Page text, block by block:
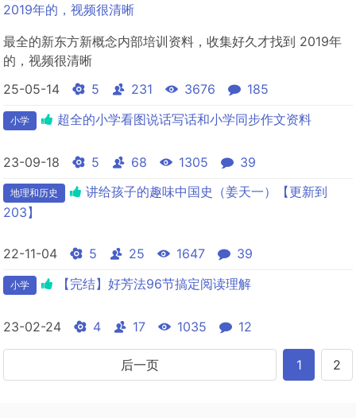
2019年的，视频很清晰
最全的新东方新概念内部培训资料，收集好久才找到 2019年
的，视频很清晰
25-05-14
5 231 3676 185
小学 超全的小学看图说话写话和小学同步作文资料
23-09-18 5 68 1305 39
地理和历史
讲给孩子的趣味中国史（姜天一）【更新到
203】
22-11-04 5 25 1647 39
小学 【完结】好芳法96节搞定阅读理解
23-02-24 4 17 1035 12
后一页 1 2